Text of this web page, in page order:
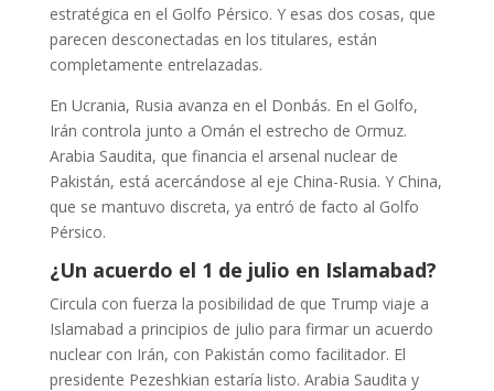
estratégica en el Golfo Pérsico. Y esas dos cosas, que
parecen desconectadas en los titulares, están
completamente entrelazadas.
En Ucrania, Rusia avanza en el Donbás. En el Golfo,
Irán controla junto a Omán el estrecho de Ormuz.
Arabia Saudita, que financia el arsenal nuclear de
Pakistán, está acercándose al eje China-Rusia. Y China,
que se mantuvo discreta, ya entró de facto al Golfo
Pérsico.
¿Un acuerdo el 1 de julio en Islamabad?
Circula con fuerza la posibilidad de que Trump viaje a
Islamabad a principios de julio para firmar un acuerdo
nuclear con Irán, con Pakistán como facilitador. El
presidente Pezeshkian estaría listo. Arabia Saudita y